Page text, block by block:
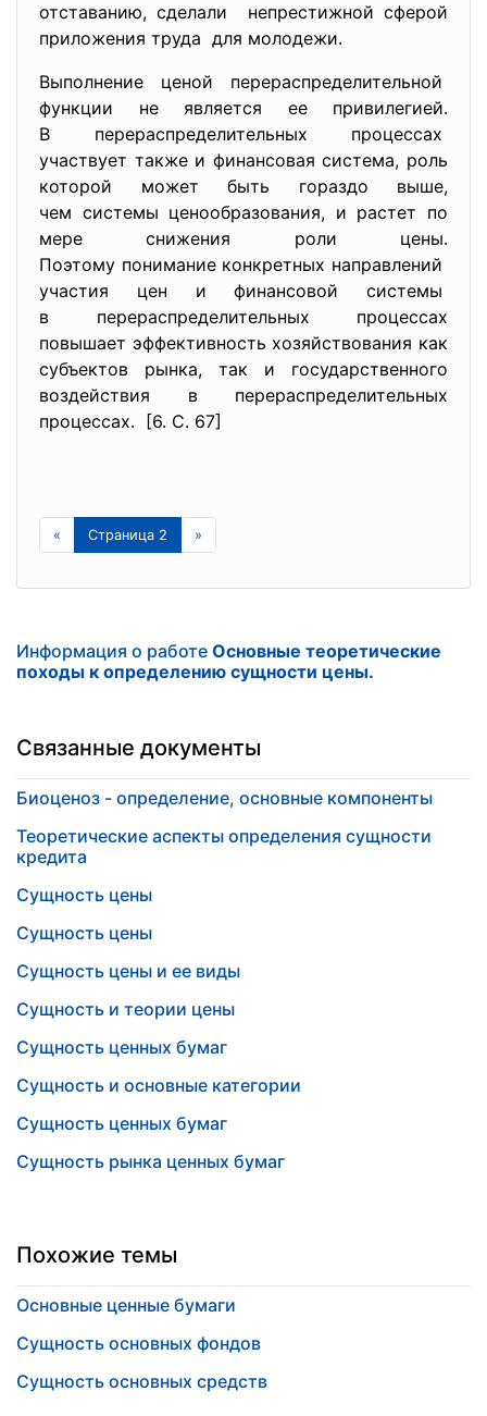
отставанию, сделали непрестижной сферой
приложения труда для молодежи.
Выполнение ценой перераспределительной
функции не является ее привилегией.
В перераспределительных процессах
участвует также и финансовая система, роль
которой может быть гораздо выше,
чем системы ценообразования, и растет по
мере снижения роли цены.
Поэтому понимание конкретных направлений
участия цен и финансовой системы
в перераспределительных процессах
повышает эффективность хозяйствования как
субъектов рынка, так и государственного
воздействия в перераспределительных
процессах. [6. С. 67]
« Страница 2 »
Информация о работе Основные теоретические
походы к определению сущности цены.
Связанные документы
Биоценоз - определение, основные компоненты
Теоретические аспекты определения сущности
кредита
Сущность цены
Сущность цены
Сущность цены и ее виды
Сущность и теории цены
Сущность ценных бумаг
Сущность и основные категории
Сущность ценных бумаг
Сущность рынка ценных бумаг
Похожие темы
Основные ценные бумаги
Сущность основных фондов
Сущность основных средств